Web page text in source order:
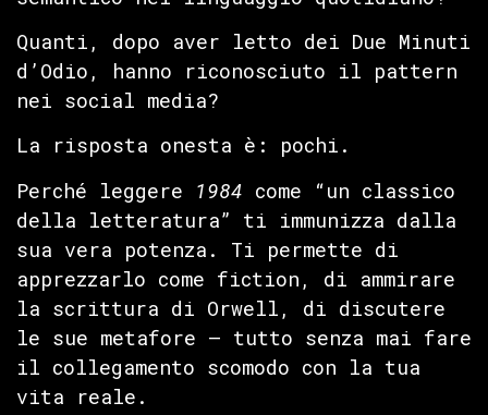
Quanti, dopo aver letto dei Due Minuti
d’Odio, hanno riconosciuto il pattern
nei social media?
La risposta onesta è: pochi.
Perché leggere 1984 come “un classico
della letteratura” ti immunizza dalla
sua vera potenza. Ti permette di
apprezzarlo come fiction, di ammirare
la scrittura di Orwell, di discutere
le sue metafore — tutto senza mai fare
il collegamento scomodo con la tua
vita reale.